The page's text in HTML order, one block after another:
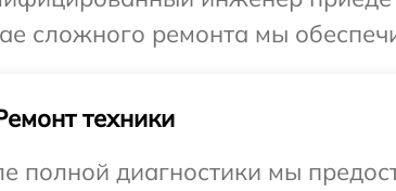
сложного ремонта мы
техники
полной диагностики мы